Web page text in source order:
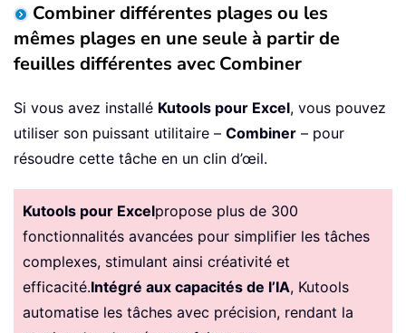
Combiner différentes plages ou les
mêmes plages en une seule à partir de
feuilles différentes avec Combiner
Si vous avez installé Kutools pour Excel, vous pouvez
utiliser son puissant utilitaire – Combiner – pour
résoudre cette tâche en un clin d’œil.
Kutools pour Excelpropose plus de 300
fonctionnalités avancées pour simplifier les tâches
complexes, stimulant ainsi créativité et
efficacité.Intégré aux capacités de l’IA, Kutools
automatise les tâches avec précision, rendant la